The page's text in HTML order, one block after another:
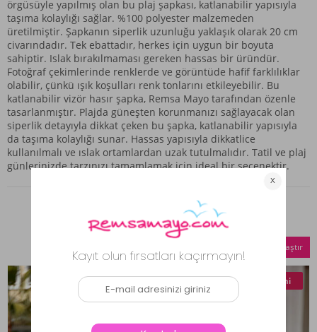
örgüsüyle yapılmış olan bu plaj şapkası, katlanabilir yapısıyla
taşıma kolaylığı sağlar. %100 polyester malzemeden
üretilmiştir. Şapkanın siperlik uzunluğu yaklaşık olarak 20 cm
civarındadır. Tek ebattadır, herkes için uygun bir boyuta
sahiptir. Islak bırakılmaması gereken hassas bir üründür.
Fotoğraf çekimlerinde renklerde ve görüntüde hafif farklılıklar
olabilir, çünkü ışık koşulları renk tonlarını etkileyebilir. Bu
katlanabilir vizör hasır şapka, Remsa Mayo tarafından özenle
tasarlanmıştır. Plajda güneşten korunmanızı sağlayacak olan
siperlik detayıyla dikkat çeken bu şapka, katlanabilir yapısıyla
da taşıma kolaylığı sunar. Hassas yapısıyla dikkatlice
kullanılmalı ve ıslak ortamlardan uzak tutulmalıdır. Tatil ve plaj
günlerinizde tarzınızı tamamlamak için ideal bir seçenektir.
Benzer Ürünler
Seçilenleri Karşılaştır
Yeni Yeni